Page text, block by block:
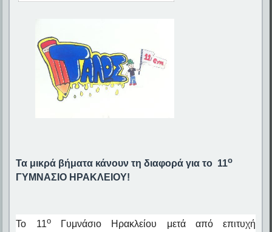
Τα μικρά βήματα κάνουν τη διαφορά για το 11ο
ΓΥΜΝΑΣΙΟ ΗΡΑΚΛΕΙΟΥ!
Το 11οΓυμνάσιο Ηρακλείου μετά από επιτυχή